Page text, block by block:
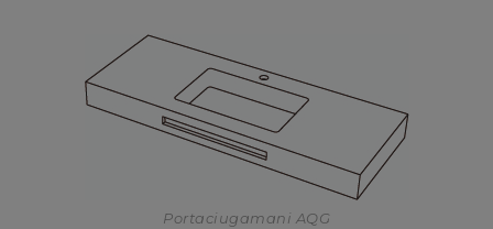
Portaciugamani AQG